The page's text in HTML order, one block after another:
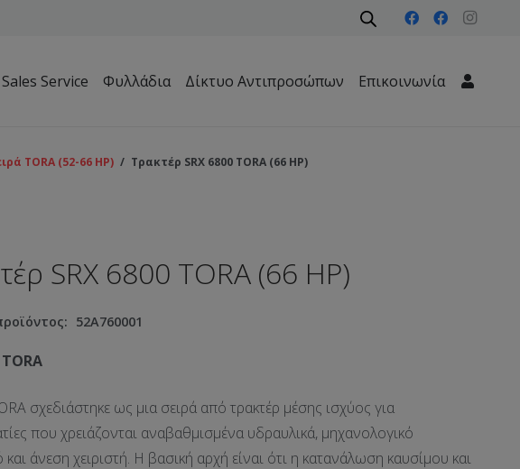
Service Φυλλάδια Δίκτυο Αντιπροσώπων Επικοινωνία
TORA (52-66 HP) / Τρακτέρ SRX 6800 TORA (66 HP)
SRX 6800 TORA (66 HP)
52A760001
σχεδιάστηκε ως μια σειρά από τρακτέρ μέσης ισχύος για
που χρειάζονται αναβαθμισμένα υδραυλικά, μηχανολογικό
και άνεση χειριστή. Η βασική αρχή είναι ότι η κατανάλωση καυσίμου και